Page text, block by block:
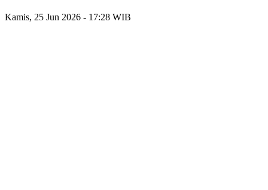
Kamis, 25 Jun 2026 - 17:28 WIB